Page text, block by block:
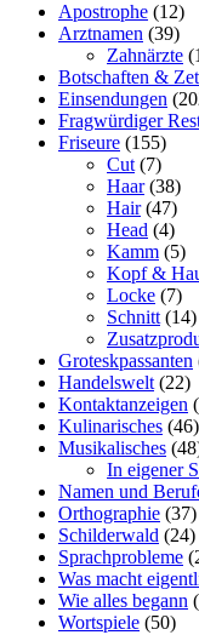
Apostrophe (12)
Arztnamen (39)
Zahnärzte
Botschaften &
Einsendungen
Fragwürdiger
Friseure (155)
Cut (7)
Haar(38)
Hair(47)
Head (4)
Kamm (5)
Kopf &
Locke (7)
Schnitt (14)
Groteskpassanten
Handelswelt (22)
Kontaktanzeigen
Kulinarisches (46)
Musikalisches
In eigener
Namen und
Orthographie (37)
Schilderwald (24)
Sprachprobleme
Was macht
Wie alles begann
Wortspiele (50)